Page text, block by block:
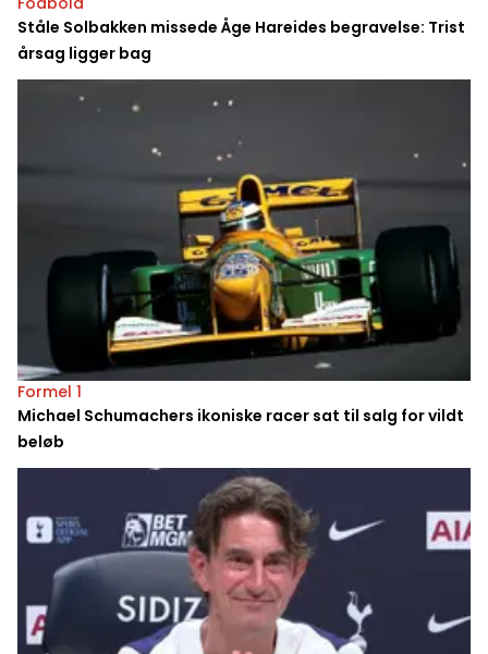
Ståle Solbakken missede Åge Hareides begravelse: Trist
årsag ligger bag
Formel 1
Michael Schumachers ikoniske racer sat til salg for vildt
beløb